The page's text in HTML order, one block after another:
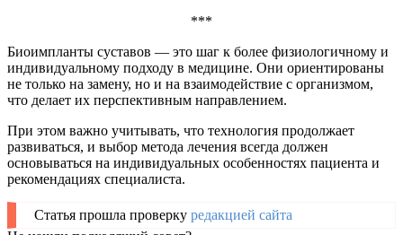
***
Биоимпланты суставов — это шаг к более физиологичному и
индивидуальному подходу в медицине. Они ориентированы
не только на замену, но и на взаимодействие с организмом,
что делает их перспективным направлением.
При этом важно учитывать, что технология продолжает
развиваться, и выбор метода лечения всегда должен
основываться на индивидуальных особенностях пациента и
рекомендациях специалиста.
Статья прошла проверку редакцией сайта